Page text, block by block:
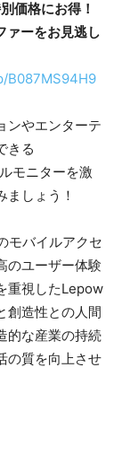
価格にお得！
ァーをお見逃し
B087MS94H9
ンやエンターテ
きる
モニターを激
しょう！
モバイルアクセ
のユーザー体験
重視したLepow
創造性との人間
的な産業の持続
の質を向上させ